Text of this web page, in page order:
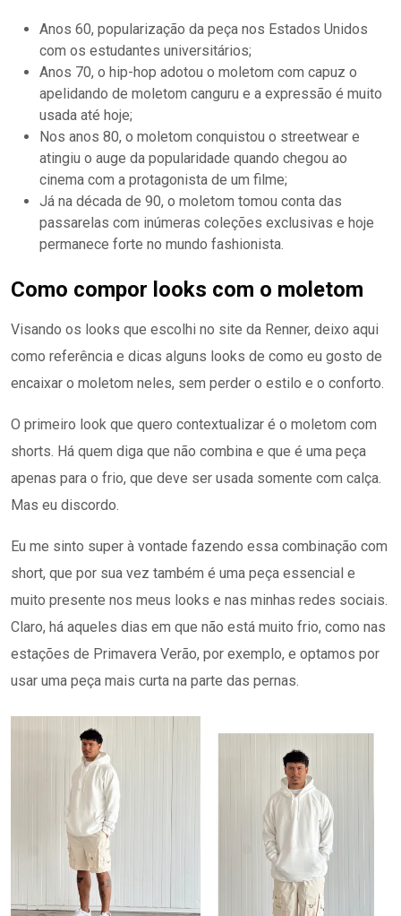
Anos 60, popularização da peça nos Estados Unidos
com os estudantes universitários;
Anos 70, o hip-hop adotou o moletom com capuz o
apelidando de moletom canguru e a expressão é muito
usada até hoje;
Nos anos 80, o moletom conquistou o streetwear e
atingiu o auge da popularidade quando chegou ao
cinema com a protagonista de um filme;
Já na década de 90, o moletom tomou conta das
passarelas com inúmeras coleções exclusivas e hoje
permanece forte no mundo fashionista.
Como compor looks com o moletom
Visando os looks que escolhi no site da Renner, deixo aqui
como referência e dicas alguns looks de como eu gosto de
encaixar o moletom neles, sem perder o estilo e o conforto.
O primeiro look que quero contextualizar é o moletom com
shorts. Há quem diga que não combina e que é uma peça
apenas para o frio, que deve ser usada somente com calça.
Mas eu discordo.
Eu me sinto super à vontade fazendo essa combinação com
short, que por sua vez também é uma peça essencial e
muito presente nos meus looks e nas minhas redes sociais.
Claro, há aqueles dias em que não está muito frio, como nas
estações de Primavera Verão, por exemplo, e optamos por
usar uma peça mais curta na parte das pernas.